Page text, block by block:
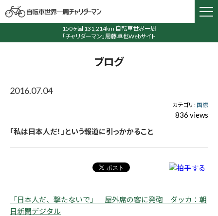
150ヶ国 131,214km 自転車世界一周
「チャリダーマン」周藤卓也Webサイト
ブログ
2016.07.04
カテゴリ :国際
836 views
「私は日本人だ！」という報道に引っかかること
「日本人だ、撃たないで」 屋外席の客に発砲 ダッカ：朝
日新聞デジタル